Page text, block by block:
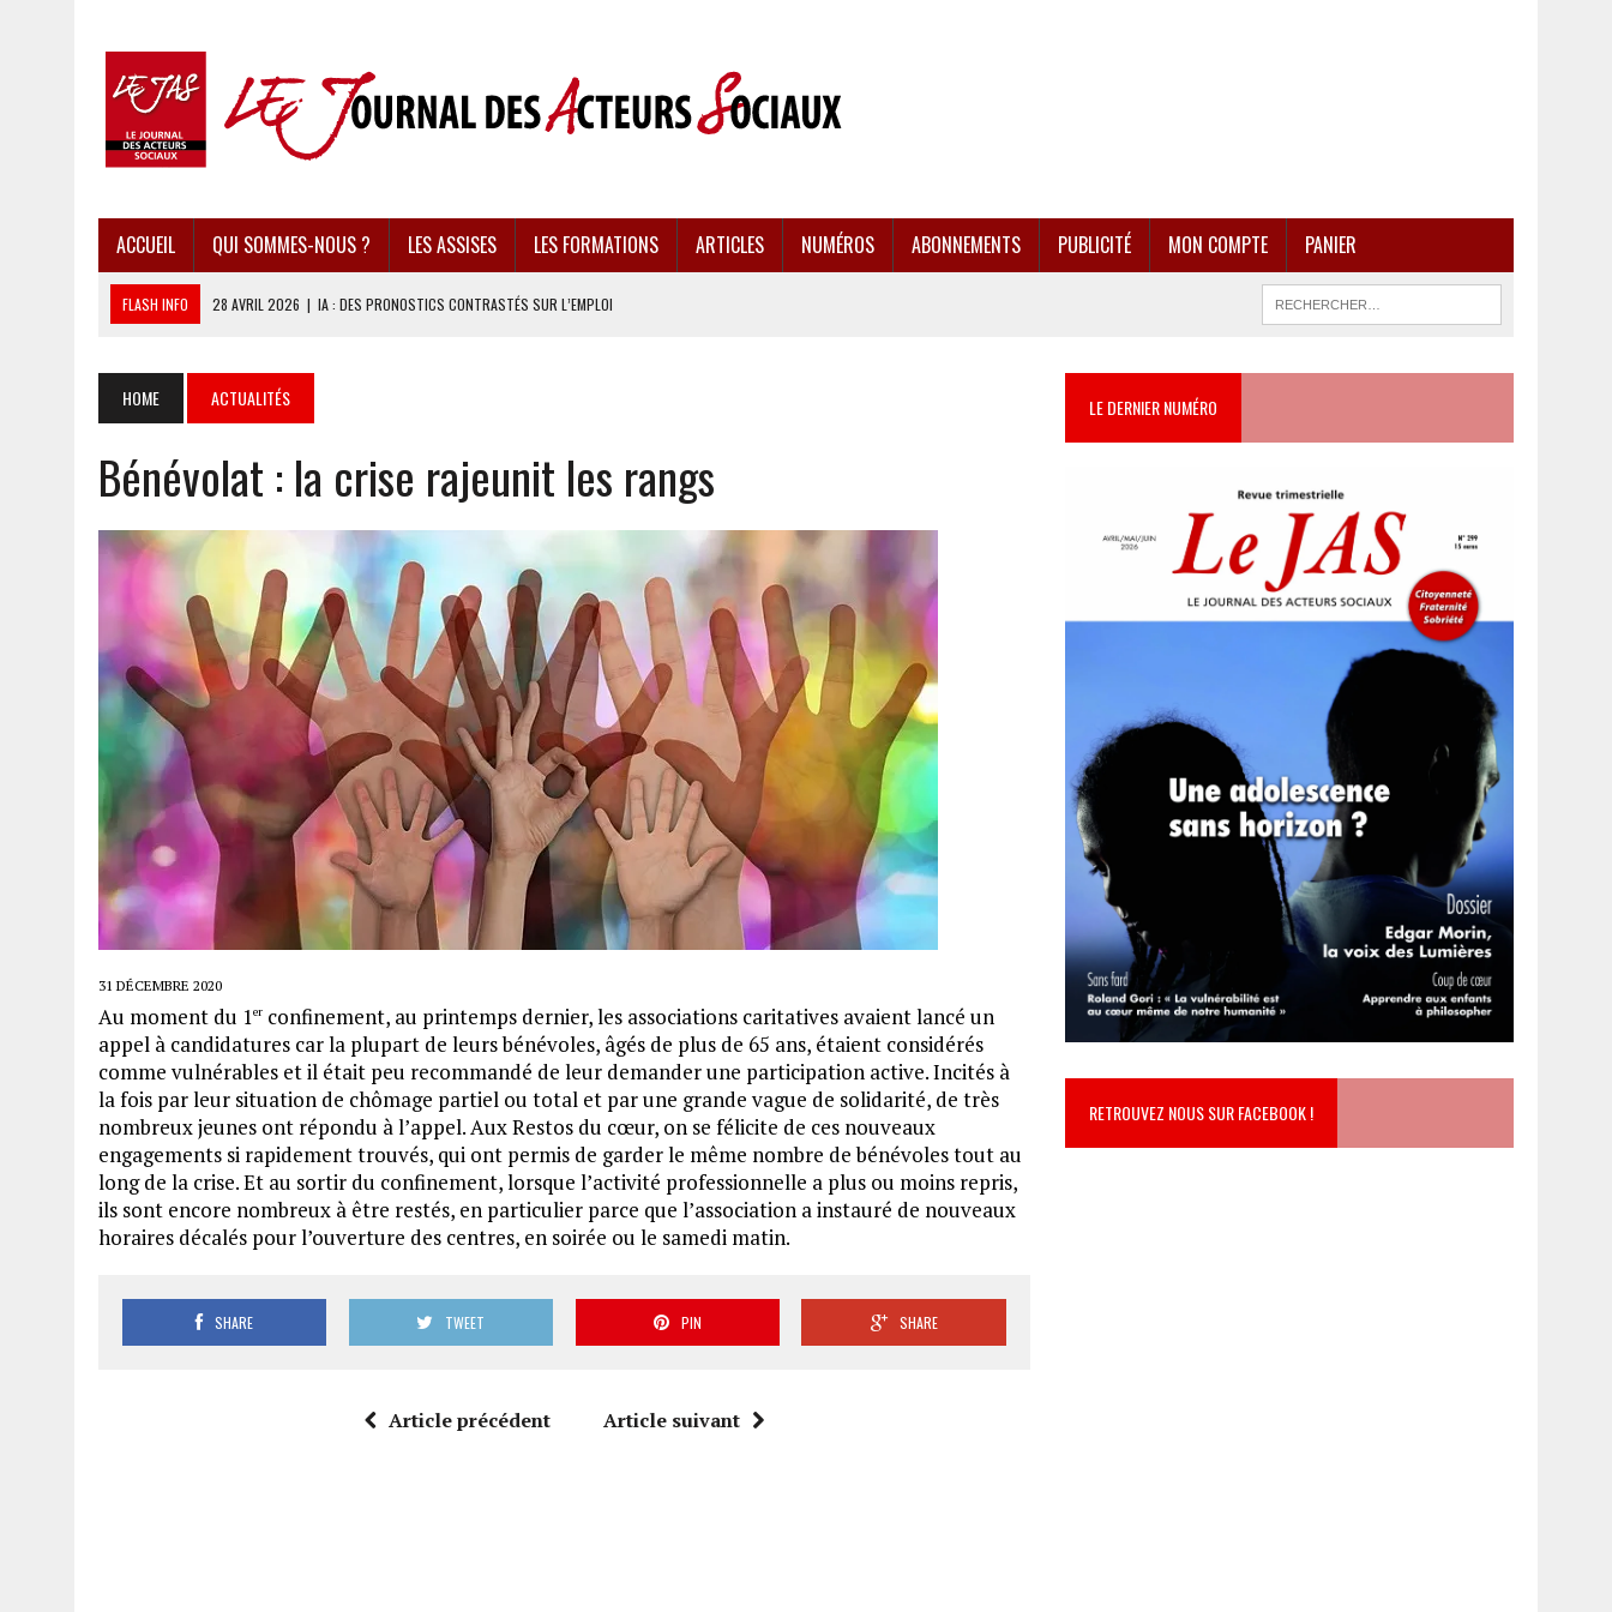
ACCUEIL QUI SOMMES-NOUS ? LES ASSISES LES FORMATIONS ARTICLES NUMÉROS ABONNEMENTS PUBLICITÉ MON COMPTE PANIER
FLASH INFO 28 AVRIL 2026 | IA : DES PRONOSTICS CONTRASTÉS SUR L’EMPLOI
IMMIGRATION EN EUROPE : DES IDÉES REÇUES BOUSCULÉES
28 AVRIL 2026 | PRESSE D’INFORMATION : UNE ÉCONOMIE DANGEREUSEMENT FRAGILISÉE
28 AVRIL 2026
CARAÏBES : LES RÉCIFS CORALLIENS AU BORD DE L’EFFONDREMENT
HOME ACTUALITÉS
Bénévolat : la crise rajeunit les rangs
31 DÉCEMBRE 2020
Au moment du 1er confinement, au printemps dernier, les associations caritatives avaient lancé un
appel à candidatures car la plupart de leurs bénévoles, âgés de plus de 65 ans, étaient considérés
comme vulnérables et il était peu recommandé de leur demander une participation active. Incités à
la fois par leur situation de chômage partiel ou total et par une grande vague de solidarité, de très
nombreux jeunes ont répondu à l’appel. Aux Restos du cœur, on se félicite de ces nouveaux
engagements si rapidement trouvés, qui ont permis de garder le même nombre de bénévoles tout au
long de la crise. Et au sortir du confinement, lorsque l’activité professionnelle a plus ou moins repris,
ils sont encore nombreux à être restés, en particulier parce que l’association a instauré de nouveaux
horaires décalés pour l’ouverture des centres, en soirée ou le samedi matin.
SHARE TWEET PIN SHARE
Article précédent Article suivant
LE DERNIER NUMÉRO
RETROUVEZ NOUS SUR FACEBOOK !